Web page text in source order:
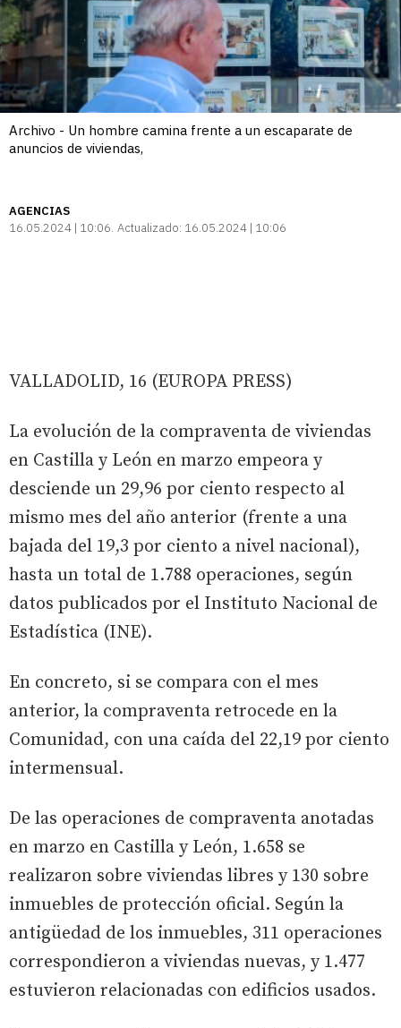
Archivo - Un hombre camina frente a un escaparate de
anuncios de viviendas,
AGENCIAS
16.05.2024 | 10:06 Actualizado: 16.05.2024 | 10:06
VALLADOLID, 16 (EUROPA PRESS)
La evolución de la compraventa de viviendas
en Castilla y León en marzo empeora y
desciende un 29,96 por ciento respecto al
mismo mes del año anterior (frente a una
bajada del 19,3 por ciento a nivel nacional),
hasta un total de 1.788 operaciones, según
datos publicados por el Instituto Nacional de
Estadística (INE).
En concreto, si se compara con el mes
anterior, la compraventa retrocede en la
Comunidad, con una caída del 22,19 por ciento
intermensual.
De las operaciones de compraventa anotadas
en marzo en Castilla y León, 1.658 se
realizaron sobre viviendas libres y 130 sobre
inmuebles de protección oficial. Según la
antigüedad de los inmuebles, 311 operaciones
correspondieron a viviendas nuevas, y 1.477
estuvieron relacionadas con edificios usados.